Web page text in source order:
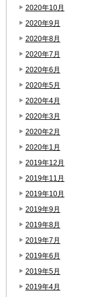
2020年10月
2020年9月
2020年8月
2020年7月
2020年6月
2020年5月
2020年4月
2020年3月
2020年2月
2020年1月
2019年12月
2019年11月
2019年10月
2019年9月
2019年8月
2019年7月
2019年6月
2019年5月
2019年4月